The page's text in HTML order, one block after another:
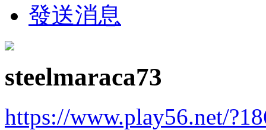
發送消息
steelmaraca73
https://www.play56.net/